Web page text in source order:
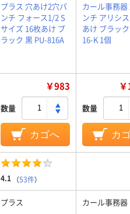
プラス 穴あけ2穴パ
ンチ フォース1/2 S
サイズ 16枚あけ ブ
ラック 黒 PU-816A
カール事務器
ンチ アリシ
あけ ブラッ
16-K 1個
￥983
数量
カゴへ
数量
カ
4.1 （53件）
プラス カール事務器